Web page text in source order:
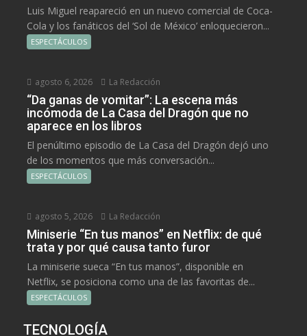
Luis Miguel reapareció en un nuevo comercial de Coca-
Cola y los fanáticos del ‘Sol de México’ enloquecieron...
ESPECTÁCULOS
agosto 6, 2026 La Redacción
“Da ganas de vomitar”: La escena más
incómoda de La Casa del Dragón que no
aparece en los libros
El penúltimo episodio de La Casa del Dragón dejó uno
de los momentos que más conversación...
ESPECTÁCULOS
agosto 5, 2026 La Redacción
Miniserie “En tus manos” en Netflix: de qué
trata y por qué causa tanto furor
La miniserie sueca “En tus manos”, disponible en
Netflix, se posiciona como una de las favoritas de...
ESPECTÁCULOS
TECNOLOGÍA